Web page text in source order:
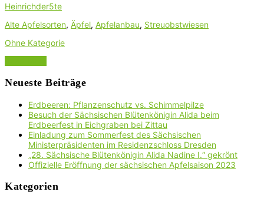
Heinrichder5te
Alte Apfelsorten, Äpfel, Apfelanbau, Streuobstwiesen
Ohne Kategorie
Neueste Beiträge
Erdbeeren: Pflanzenschutz vs. Schimmelpilze
Besuch der Sächsischen Blütenkönigin Alida beim
Erdbeerfest in Eichgraben bei Zittau
Einladung zum Sommerfest des Sächsischen
Ministerpräsidenten im Residenzschloss Dresden
„28. Sächsische Blütenkönigin Alida Nadine I.“ gekrönt
Offizielle Eröffnung der sächsischen Apfelsaison 2023
Kategorien